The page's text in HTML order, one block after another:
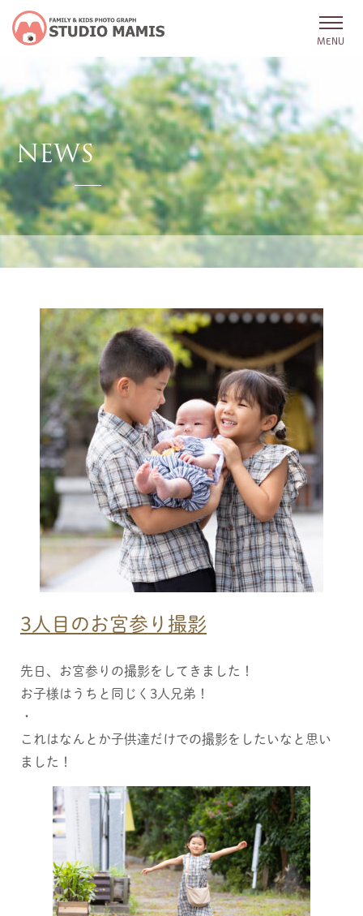
MENU
HOME
NEWS
PROFILE
LINK
FAMILY
WEDDING
CONTACT
NEWS
3人目のお宮参り撮影
先日、お宮参りの撮影をしてきました！
お子様はうちと同じく3人兄弟！
・
これはなんとか子供達だけでの撮影をしたいなと思い
ました！